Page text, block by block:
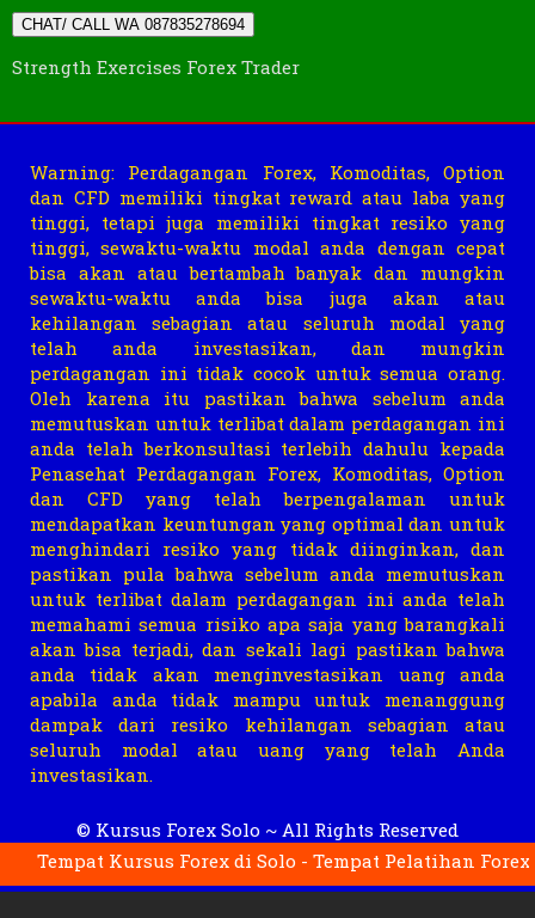
CHAT/ CALL WA 087835278694
Strength Exercises Forex Trader
Warning: Perdagangan Forex, Komoditas, Option
dan CFD memiliki tingkat reward atau laba yang
tinggi, tetapi juga memiliki tingkat resiko yang
tinggi, sewaktu-waktu modal anda dengan cepat
bisa akan atau bertambah banyak dan mungkin
sewaktu-waktu anda bisa juga akan atau
kehilangan sebagian atau seluruh modal yang
telah anda investasikan, dan mungkin
perdagangan ini tidak cocok untuk semua orang.
Oleh karena itu pastikan bahwa sebelum anda
memutuskan untuk terlibat dalam perdagangan ini
anda telah berkonsultasi terlebih dahulu kepada
Penasehat Perdagangan Forex, Komoditas, Option
dan CFD yang telah berpengalaman untuk
mendapatkan keuntungan yang optimal dan untuk
menghindari resiko yang tidak diinginkan, dan
pastikan pula bahwa sebelum anda memutuskan
untuk terlibat dalam perdagangan ini anda telah
memahami semua risiko apa saja yang barangkali
akan bisa terjadi, dan sekali lagi pastikan bahwa
anda tidak akan menginvestasikan uang anda
apabila anda tidak mampu untuk menanggung
dampak dari resiko kehilangan sebagian atau
seluruh modal atau uang yang telah Anda
investasikan.
© Kursus Forex Solo ~ All Rights Reserved
Kursus Forex di Solo - Tempat Pelatihan Forex di